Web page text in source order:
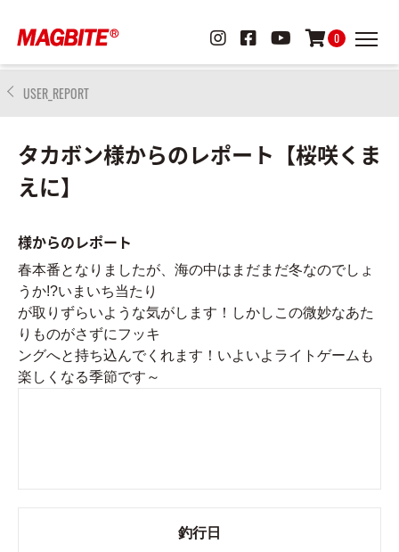
0
USER_REPORT
タカボン様からのレポート【桜咲くま
えに】
様からのレポート
春本番となりましたが、海の中はまだまだ冬なのでしょ
うか!?いまいち当たり
が取りずらいような気がします！しかしこの微妙なあた
りものがさずにフッキ
ングへと持ち込んでくれます！いよいよライトゲームも
楽しくなる季節です～
釣行日